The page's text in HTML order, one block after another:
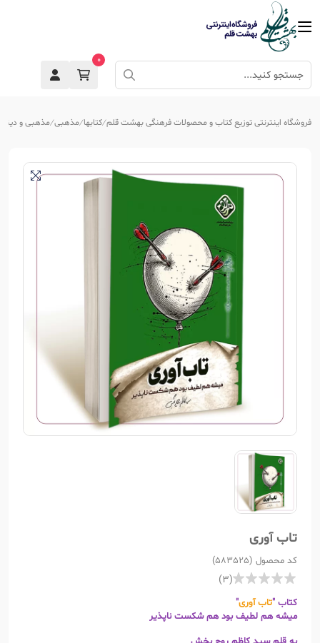
0
فروشگاه اینترنتی توزیع کتاب و محصولات فرهنگی بهشت قلم کتابها مذهبی مذهبی و دینی
تاب آوری
کد محصول (583525)
(3)
کتاب "تاب آوری"
میشه هم لطیف بود هم شکست ناپذیر